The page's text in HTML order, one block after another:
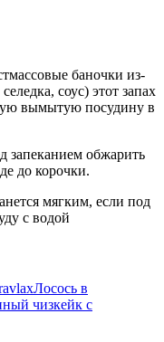
баночки из-
соус) этот запах
вымытую посудину в
запеканием обжарить
до корочки.
мягким, если под
с водой
Лосось в
чизкейк с